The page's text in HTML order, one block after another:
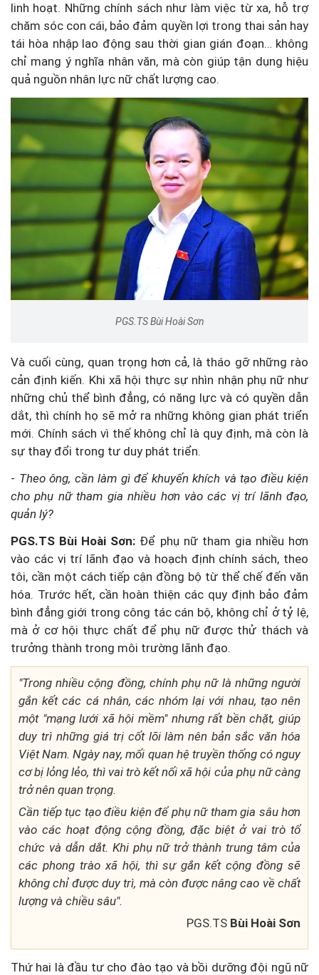
linh hoạt. Những chính sách như làm việc từ xa, hỗ trợ
chăm sóc con cái, bảo đảm quyền lợi trong thai sản hay
tái hòa nhập lao động sau thời gian gián đoạn… không
chỉ mang ý nghĩa nhân văn, mà còn giúp tận dụng hiệu
quả nguồn nhân lực nữ chất lượng cao.
PGS.TS Bùi Hoài Sơn
Và cuối cùng, quan trọng hơn cả, là tháo gỡ những rào
cản định kiến. Khi xã hội thực sự nhìn nhận phụ nữ như
những chủ thể bình đẳng, có năng lực và có quyền dẫn
dắt, thì chính họ sẽ mở ra những không gian phát triển
mới. Chính sách vì thế không chỉ là quy định, mà còn là
sự thay đổi trong tư duy phát triển.
- Theo ông, cần làm gì để khuyến khích và tạo điều kiện
cho phụ nữ tham gia nhiều hơn vào các vị trí lãnh đạo,
quản lý?
PGS.TS Bùi Hoài Sơn: Để phụ nữ tham gia nhiều hơn
vào các vị trí lãnh đạo và hoạch định chính sách, theo
tôi, cần một cách tiếp cận đồng bộ từ thể chế đến văn
hóa. Trước hết, cần hoàn thiện các quy định bảo đảm
bình đẳng giới trong công tác cán bộ, không chỉ ở tỷ lệ,
mà ở cơ hội thực chất để phụ nữ được thử thách và
trưởng thành trong môi trường lãnh đạo.
"Trong nhiều cộng đồng, chính phụ nữ là những người
gắn kết các cá nhân, các nhóm lại với nhau, tạo nên
một "mạng lưới xã hội mềm" nhưng rất bền chặt, giúp
duy trì những giá trị cốt lõi làm nên bản sắc văn hóa
Việt Nam. Ngày nay, mối quan hệ truyền thống có nguy
cơ bị lỏng lẻo, thì vai trò kết nối xã hội của phụ nữ càng
trở nên quan trọng.
Cần tiếp tục tạo điều kiện để phụ nữ tham gia sâu hơn
vào các hoạt động cộng đồng, đặc biệt ở vai trò tổ
chức và dẫn dắt. Khi phụ nữ trở thành trung tâm của
các phong trào xã hội, thì sự gắn kết cộng đồng sẽ
không chỉ được duy trì, mà còn được nâng cao về chất
lượng và chiều sâu".
PGS.TS Bùi Hoài Sơn
Thứ hai là đầu tư cho đào tạo và bồi dưỡng đội ngũ nữ